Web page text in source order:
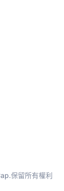
保留所有權利